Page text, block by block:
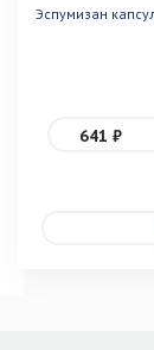
Эспумизан
641 ₽